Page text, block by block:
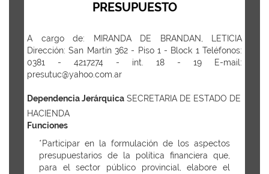
PRESUPUESTO
A cargo de: MIRANDA DE BRANDAN, LETICIA
Dirección: San Martín 362 - Piso 1 - Block 1 Teléfonos:
0381 - 4217274 - int. 18 - 19 E-mail:
presutuc@yahoo.com.ar
Dependencia Jerárquica SECRETARIA DE ESTADO DE
HACIENDA
Funciones
*Participar en la formulación de los aspectos
presupuestarios de la política financiera que,
para el sector público provincial, elabore el